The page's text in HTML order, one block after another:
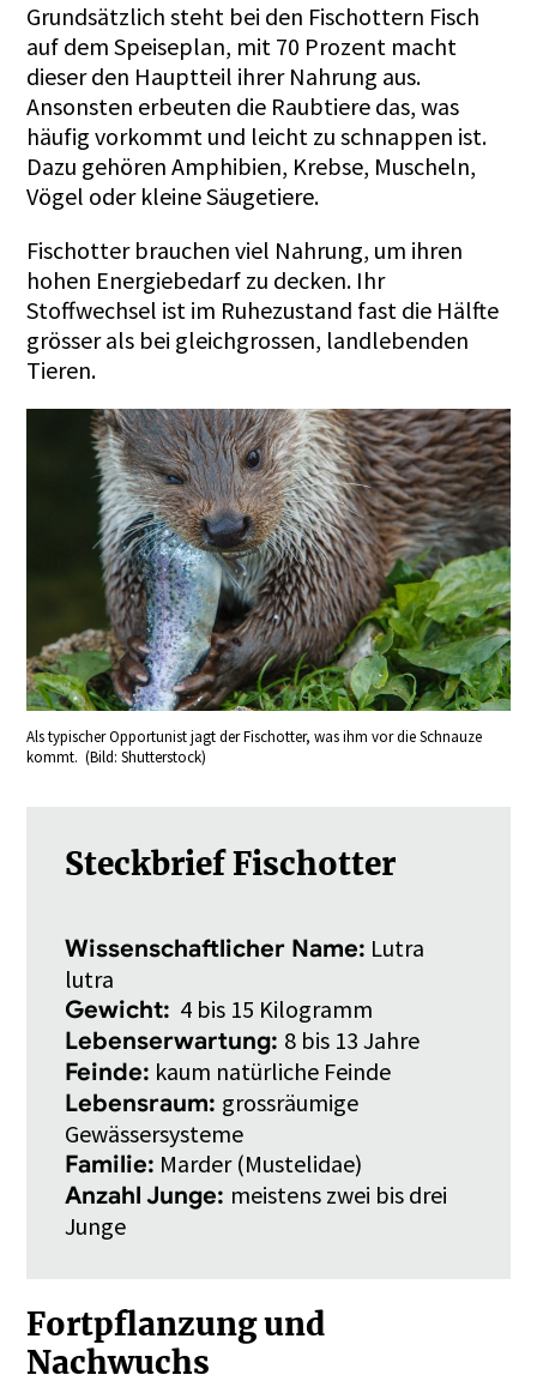
Grundsätzlich steht bei den Fischottern Fisch
auf dem Speiseplan, mit 70 Prozent macht
dieser den Hauptteil ihrer Nahrung aus.
Ansonsten erbeuten die Raubtiere das, was
häufig vorkommt und leicht zu schnappen ist.
Dazu gehören Amphibien, Krebse, Muscheln,
Vögel oder kleine Säugetiere.
Fischotter brauchen viel Nahrung, um ihren
hohen Energiebedarf zu decken. Ihr
Stoffwechsel ist im Ruhezustand fast die Hälfte
grösser als bei gleichgrossen, landlebenden
Tieren.
Als typischer Opportunist jagt der Fischotter, was ihm vor die Schnauze
kommt. (Bild: Shutterstock)
Steckbrief Fischotter
Wissenschaftlicher Name: Lutra
lutra
Gewicht: 4 bis 15 Kilogramm
Lebenserwartung: 8 bis 13 Jahre
Feinde: kaum natürliche Feinde
Lebensraum: grossräumige
Gewässersysteme
Familie: Marder (Mustelidae)
Anzahl Junge: meistens zwei bis drei
Junge
Fortpflanzung und
Nachwuchs